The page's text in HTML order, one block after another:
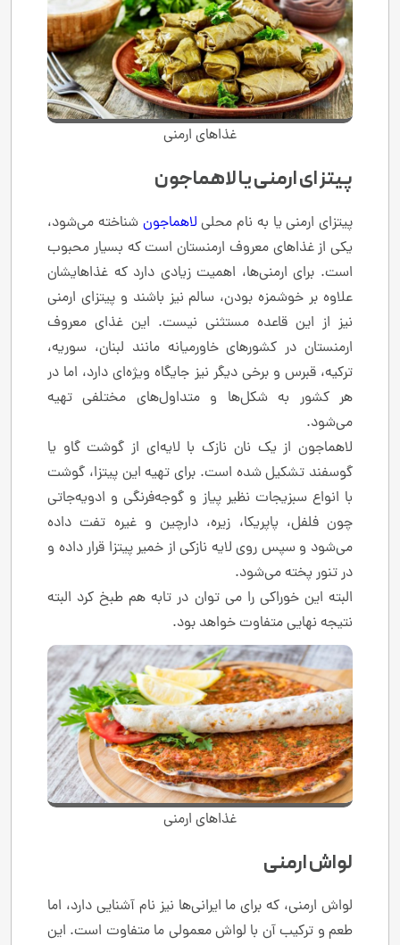
غذاهای ارمنی
پیتزای ارمنی یا لاهماجون
پیتزای ارمنی یا به نام محلی لاهماجون شناخته می‌شود،
یکی از غذاهای معروف ارمنستان است که بسیار محبوب
است. برای ارمنی‌ها، اهمیت زیادی دارد که غذاهایشان
علاوه بر خوشمزه بودن، سالم نیز باشند و پیتزای ارمنی
نیز از این قاعده مستثنی نیست. این غذای معروف
ارمنستان در کشورهای خاورمیانه مانند لبنان، سوریه،
ترکیه، قبرس و برخی دیگر نیز جایگاه ویژه‌ای دارد، اما در
هر کشور به شکل‌ها و متداول‌های مختلفی تهیه
می‌شود.
لاهماجون از یک نان نازک با لایه‌ای از گوشت گاو یا
گوسفند تشکیل شده است. برای تهیه این پیتزا، گوشت
با انواع سبزیجات نظیر پیاز و گوجه‌فرنگی و ادویه‌جاتی
چون فلفل، پاپریکا، زیره، دارچین و غیره تفت داده
می‌شود و سپس روی لایه نازکی از خمیر پیتزا قرار داده و
در تنور پخته می‌شود.
البته این خوراکی را می توان در تابه هم طبخ کرد البته
نتیجه نهایی متفاوت خواهد بود.
غذاهای ارمنی
لواش ارمنی
لواش ارمنی، که برای ما ایرانی‌ها نیز نام آشنایی دارد، اما
طعم و ترکیب آن با لواش معمولی ما متفاوت است. این